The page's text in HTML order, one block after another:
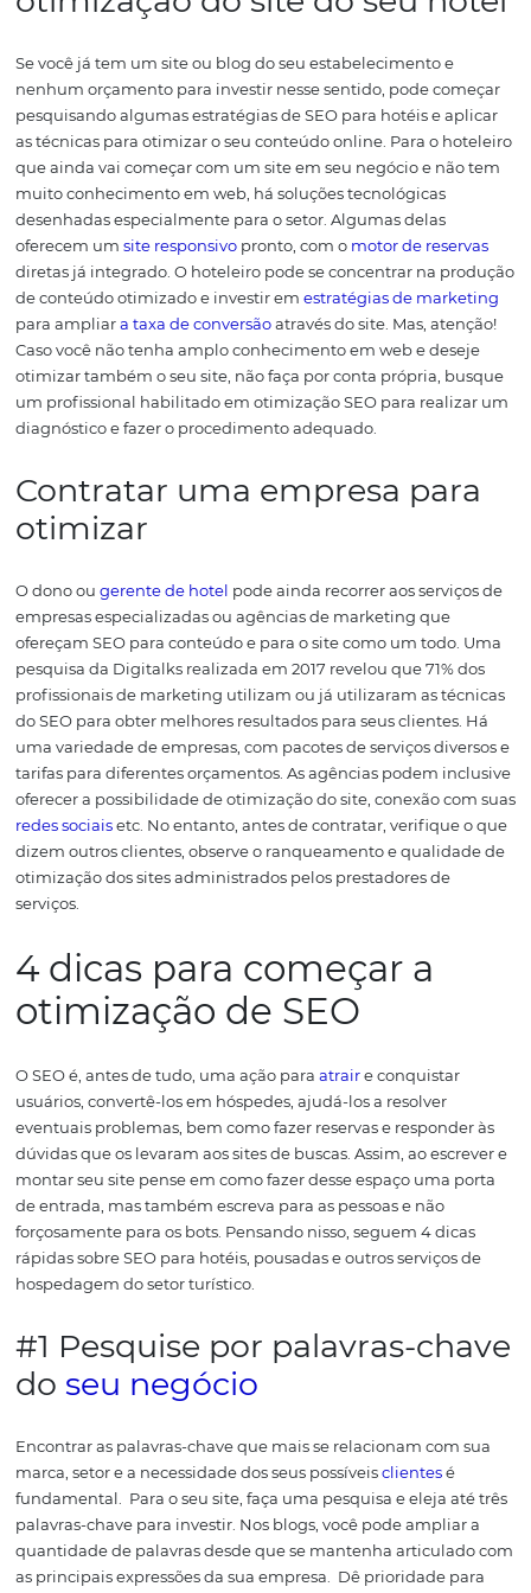
pelos bots que classificam;
adicional e não mostra o resto do seu site, logo, não é o
completo. Além disso, se você não é indicado por outros
através de links, sua autoridade também não está boa o
suficiente.
Bom, como você pode perceber, uma gama de
estar alinhada na utilização do SEO para hotéis. Os
que citamos acima são apenas alguns entre os diversos
aos quais você deve estar atento.
Com mais visibilidade e
otimizado, o site do seu
pode ter os seguintes
benefícios:
aumento das taxas de conversão e mais vendas
aumento do
tráfego orgânico
no seu site e mais
relacionando com sua marca;
aumento da sua presença e, eventualmente, sua
online.
Como fazer otimização
com SEO parahotéis e
pousadas
Otimizarpáginas do seu negócio hoteleiro é atividade
requer tempo, pois, há diversas técnicas que podem ser
de acordo com seus objetivos e perfil do
hoteleiro. Há dois caminhos nesse sentido, os quais
apresentamos abaixo.
Você mesmo faz a
otimização do site do seu
Se você já tem um site ou blog do seu estabelecimento
pesquisando algumas estratégias de SEO para hotéis e
as técnicas para otimizar o seu conteúdo online.
muito conhecimento em web, há soluções tecnológicas
desenhadas especialmente para o setor. Algumas delas
oferecem umsite responsivo pronto, com omotor de
diretas já integrado. O hoteleiro pode se concentrar na
de conteúdo otimizado e investir emestratégias de